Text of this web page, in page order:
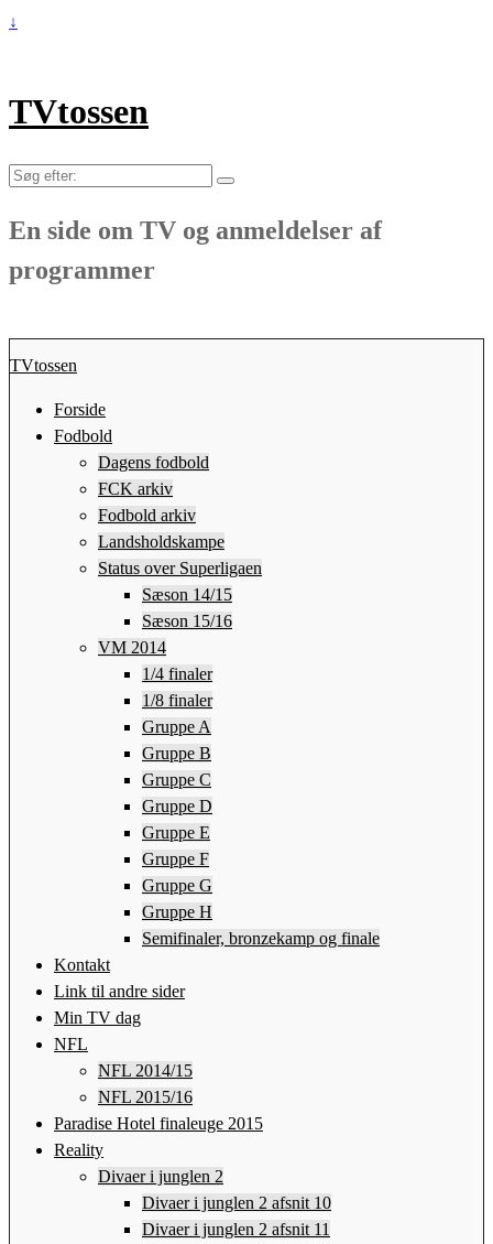
↓
TVtossen
Søg
En side om TV og anmeldelser af
programmer
TVtossen
Forside
Fodbold
Dagens fodbold
FCK arkiv
Fodbold arkiv
Landsholdskampe
Status over Superligaen
Sæson 14/15
Sæson 15/16
VM 2014
1/4 finaler
1/8 finaler
Gruppe A
Gruppe B
Gruppe C
Gruppe D
Gruppe E
Gruppe F
Gruppe G
Gruppe H
Semifinaler, bronzekamp og finale
Kontakt
Link til andre sider
Min TV dag
NFL
NFL 2014/15
NFL 2015/16
Paradise Hotel finaleuge 2015
Reality
Divaer i junglen 2
Divaer i junglen 2 afsnit 10
Divaer i junglen 2 afsnit 11